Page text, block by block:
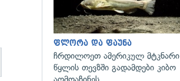
ფლორა და ფაუნა
ჩრდილოეთ ამერიკულ მტკნარი
წყლის თევზში გადამდები კიბო